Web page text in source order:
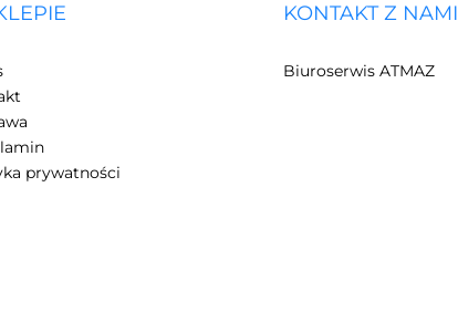
prywatności
KONTAKT Z NAMI
Biuroserwis ATMAZ